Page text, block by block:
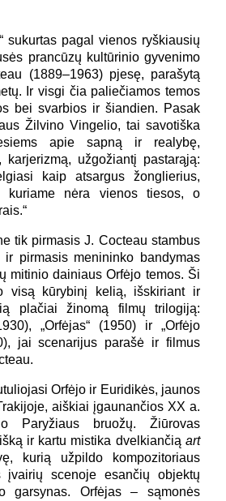
sukurtas pagal vienos ryškiausių
prancūzų kultūrinio gyvenimo
(1889–1963) pjesę, parašytą
Ir visgi čia paliečiamos temos
bei svarbios ir šiandien. Pasak
Žilvino Vingelio, tai savotiška
apie sapną ir realybę,
užgožiantį pastarąją:
kaip atsargus žonglierius,
kuriame nėra vienos tiesos, o
tik pirmasis J. Cocteau stambus
ir pirmasis menininko bandymas
mitinio dainiaus Orfėjo temos. Ši
visą kūrybinį kelią, išskiriant ir
plačiai žinomą filmų trilogiją:
„Orfėjas“ (1950) ir „Orfėjo
jai scenarijus parašė ir filmus
Orfėjo ir Euridikės, jaunos
aiškiai įgaunančios XX a.
Paryžiaus bruožų. Žiūrovas
ir kartu mistika dvelkiančią art
kurią užpildo kompozitoriaus
scenoje esančių objektų
garsynas. Orfėjas – sąmonės